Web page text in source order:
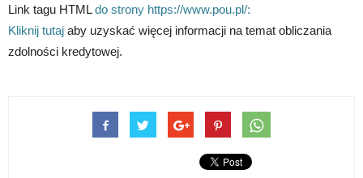
Link tagu HTMLdo strony https://www.pou.pl/:
Kliknij tutaj aby uzyskać więcej informacji na temat obliczania
zdolności kredytowej.